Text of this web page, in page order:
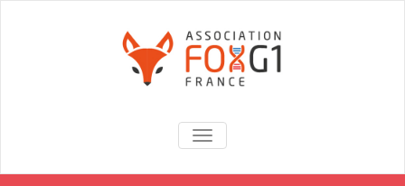
TOGGLE
NAVIGATION